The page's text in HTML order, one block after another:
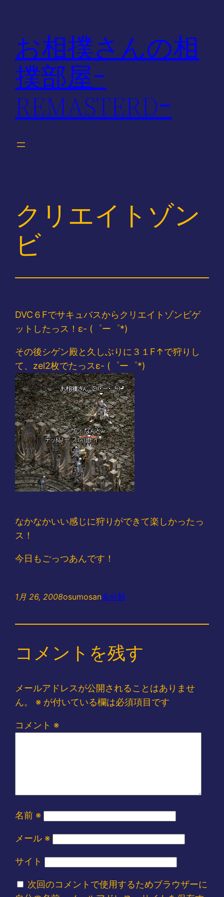
お相撲さんの相
撲部屋ｰ
REMASTERDｰ
クリエイトゾン
ビ
DVC６Fでサキュバスからクリエイトゾンビゲ
ットしたっス！ε- (゜ー゜*)
その後シゲン殿と久しぶりに３１F↑で狩りし
て、zel2枚でたっスε- (゜ー゜*)
なかなかいい感じに狩りができて楽しかったっ
ス！
今日もごっつあんです！
1月 26, 2008osumosan未分類
コメントを残す
メールアドレスが公開されることはありませ
ん。
※ が付いている欄は必須項目です
コメント ※
名前 ※
メール ※
サイト
次回のコメントで使用するためブラウザーに